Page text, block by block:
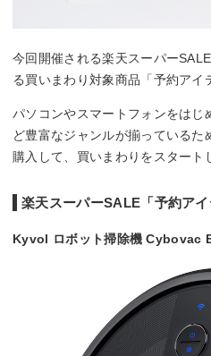
今回開催される楽天スーパー
る買いまわり対象商品「予約アイ
パソコンやスマートフォンをはじ
ど豊富なジャンルが揃っている
購入して、買いまわりをスタート
楽天スーパーSALE「予約ア
Kyvol ロボット掃除機 Cybovac